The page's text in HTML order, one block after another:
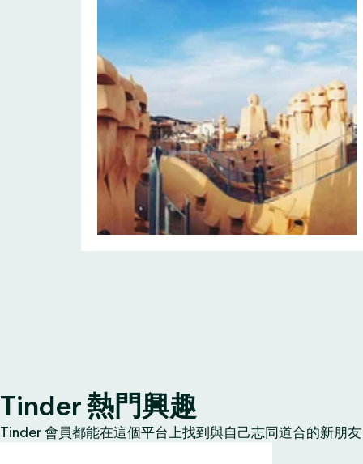
Tinder 熱門興趣
Tinder 會員都能在這個平台上找到與自己志同道合的新朋